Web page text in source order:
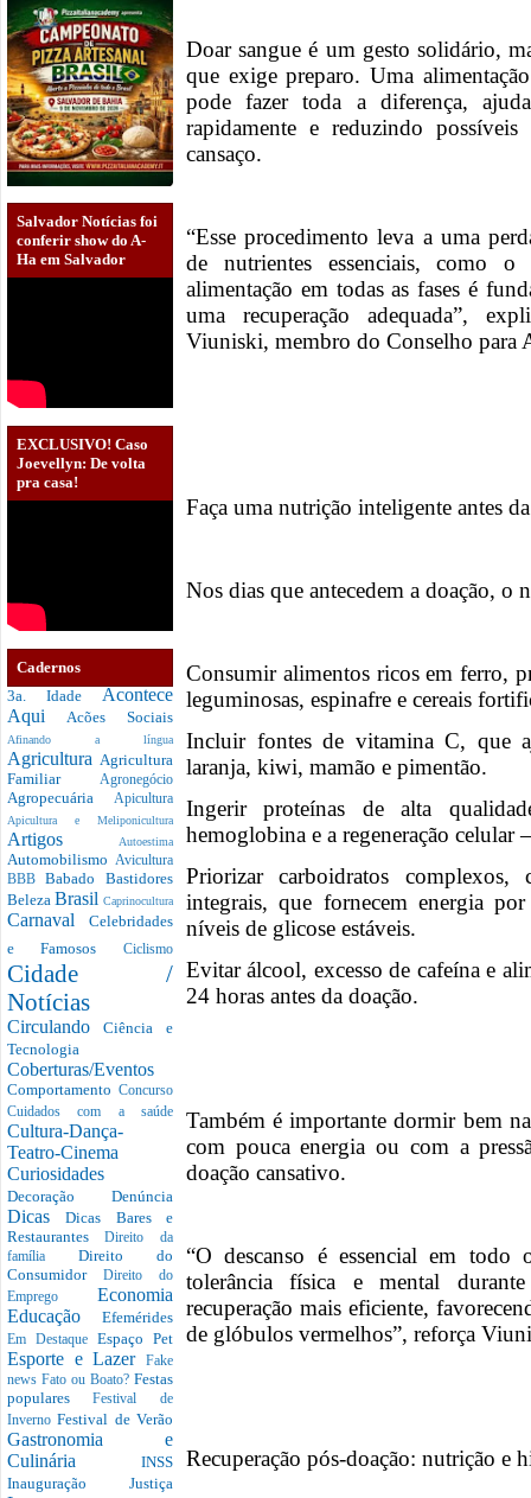
Salvador Notícias foi
conferir show do A-
Ha em Salvador
EXCLUSIVO! Caso
Joevellyn: De volta
pra casa!
Cadernos
3a. Idade Acontece
Aqui Acões Sociais
Afinando a língua
Agricultura Agricultura
Familiar Agronegócio
Agropecuária Apicultura
Apicultura e Meliponicultura
Artigos Autoestima
Automobilismo Avicultura
BBBBabado Bastidores
Beleza Brasil Caprinocultura
Carnaval Celebridades
e Famosos Ciclismo
Cidade /
Notícias
CirculandoCiência e
Tecnologia
Coberturas/Eventos
Comportamento Concurso
Cuidados com a saúde
Cultura-Dança-
Teatro-Cinema
Curiosidades
Decoração Denúncia
DicasDicas Bares e
RestaurantesDireito da
família Direito do
Consumidor Direito do
Emprego Economia
Educação Efemérides
Em Destaque Espaço Pet
Esporte e Lazer
Fake
news Fato ou Boato? Festas
popularesFestival de
InvernoFestival de Verão
Gastronomia e
Culinária INSS
Inauguração Justiça
Doar sangue é um gesto solidário,
que exige preparo. Uma
pode fazer toda a diferença,
rapidamente e reduzindo
cansaço.
“Esse procedimento leva a uma
de nutrientes essenciais, como
alimentação em todas as fases é
uma recuperação adequada”,
Viuniski, membro do Conselho para
Faça uma nutrição inteligente antes
Nos dias que antecedem a doação, o
Consumir alimentos ricos em ferro,
leguminosas, espinafre e cereais
Incluir fontes de vitamina C, que
laranja, kiwi, mamão e pimentão.
Ingerir proteínas de alta
hemoglobina e a regeneração
Priorizar carboidratos
integrais, que fornecem energia
níveis de glicose estáveis.
Evitar álcool, excesso de cafeína e
24 horas antes da doação.
Também é importante dormir bem
com pouca energia ou com a
doação cansativo.
“O descanso é essencial em
tolerância física e mental
recuperação mais eficiente,
de glóbulos vermelhos”, reforça
Recuperação pós-doação: nutrição e